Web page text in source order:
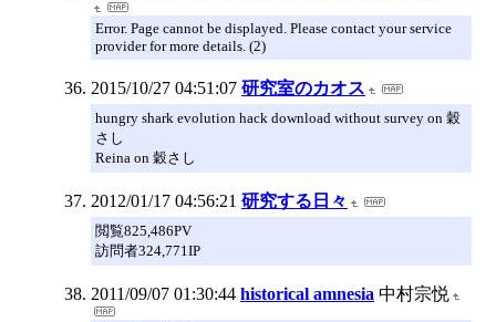
Error. Page cannot be displayed. Please contact your service
provider for more details. (2)
2015/10/27 04:51:07 研究室のカオス
hungry shark evolution hack download without survey on 穀
さし
Reina on 穀さし
2012/01/17 04:56:21 研究する日々
閲覧825,486PV
訪問者324,771IP
2011/09/07 01:30:44 historical amnesia 中村宗悦